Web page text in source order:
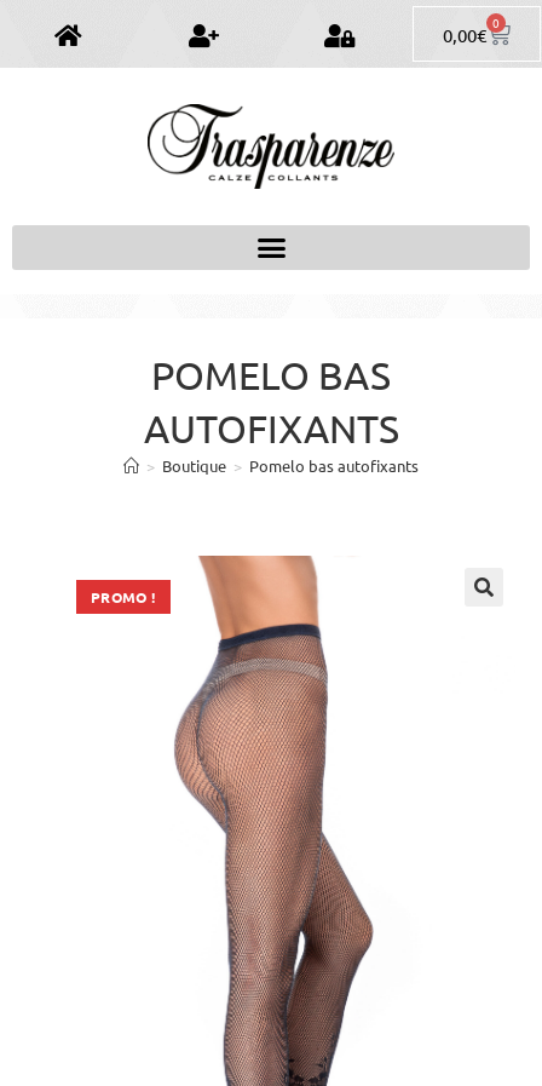
0,00€ 0
POMELO BAS
AUTOFIXANTS
> Boutique > Pomelo bas autofixants
PROMO !